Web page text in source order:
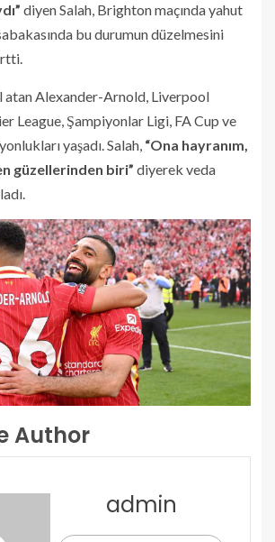
diyen Salah, Brighton maçında yahut
bu durumun düzelmesini
atan Alexander-Arnold, Liverpool
League, Şampiyonlar Ligi, FA Cup ve
yaşadı. Salah, “Ona hayranım,
güzellerinden biri” diyerek veda
Author
admin